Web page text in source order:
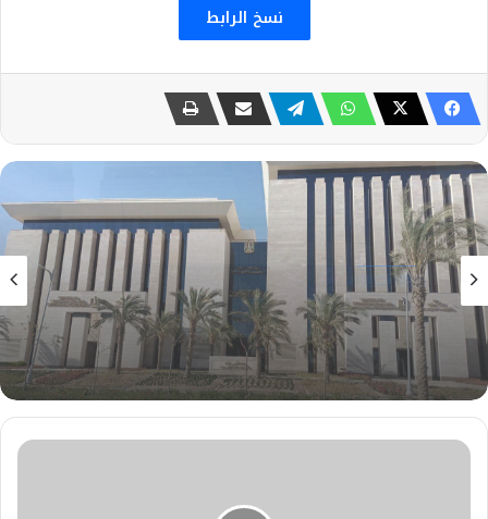
نسخ الرابط
تكنولوجيا
31 يوليو، 2026
إنتخاب مصر رئيسًا لفريقي عمل حوكمة الذكاء
الاصطناعي، والحوسبة الكمية باللجنة العربية
الدائمة للذكاء الاصطناعي والتكنولوجيات
جامعة